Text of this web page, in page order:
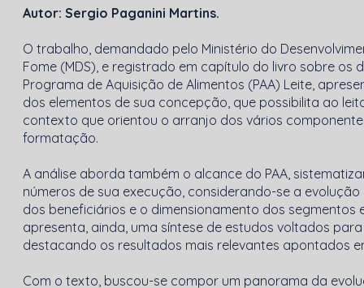
Autor: Sergio Paganini Martins.
O trabalho, demandado pelo Ministério do
Fome (MDS), e registrado em capítulo do livro sobre os
Programa de Aquisição de Alimentos (PAA) Leite,
dos elementos de sua concepção, que possibilita ao
contexto que orientou o arranjo dos vários
formatação.
A análise aborda também o alcance do PAA,
números de sua execução, considerando-se a
dos beneficiários e o dimensionamento dos segmentos
apresenta, ainda, uma síntese de estudos voltados
destacando os resultados mais relevantes apontados
Com o texto, buscou-se compor um panorama da